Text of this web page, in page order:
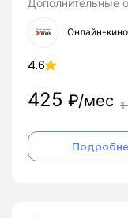
Дополнительные
Онлайн-
4.6
425 ₽/мес